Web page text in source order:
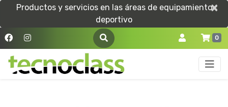
Productos y servicios en las áreas de equipamiento
deportivo
×
×
0